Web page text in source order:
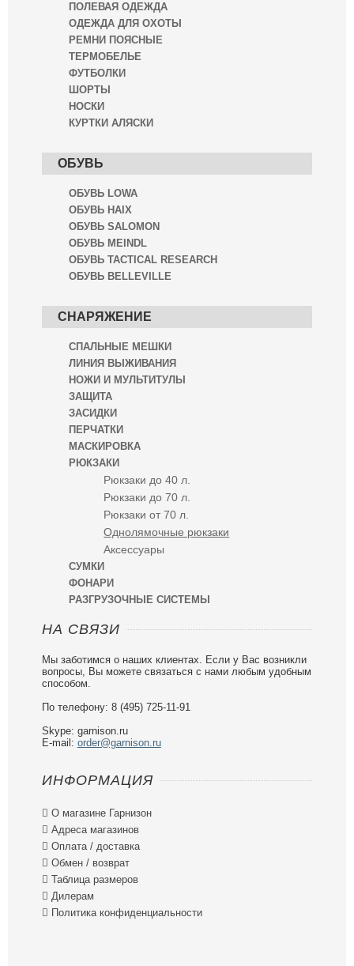
ПОЛЕВАЯ ОДЕЖДА
ОДЕЖДА ДЛЯ ОХОТЫ
РЕМНИ ПОЯСНЫЕ
ТЕРМОБЕЛЬЕ
ФУТБОЛКИ
ШОРТЫ
НОСКИ
КУРТКИ АЛЯСКИ
ОБУВЬ
ОБУВЬ LOWA
ОБУВЬ HAIX
ОБУВЬ SALOMON
ОБУВЬ MEINDL
ОБУВЬ TACTICAL RESEARCH
ОБУВЬ BELLEVILLE
СНАРЯЖЕНИЕ
СПАЛЬНЫЕ МЕШКИ
ЛИНИЯ ВЫЖИВАНИЯ
НОЖИ И МУЛЬТИТУЛЫ
ЗАЩИТА
ЗАСИДКИ
ПЕРЧАТКИ
МАСКИРОВКА
РЮКЗАКИ
Рюкзаки до 40 л.
Рюкзаки до 70 л.
Рюкзаки от 70 л.
Однолямочные рюкзаки
Аксессуары
СУМКИ
ФОНАРИ
РАЗГРУЗОЧНЫЕ СИСТЕМЫ
НА СВЯЗИ
Мы заботимся о наших клиентах. Если у Вас возникли
вопросы, Вы можете связаться с нами любым удобным
способом.
По телефону: 8 (495) 725-11-91
Skype: garnison.ru
E-mail: order@garnison.ru
ИНФОРМАЦИЯ
 О магазине Гарнизон
 Адреса магазинов
 Оплата / доставка
 Обмен / возврат
 Таблица размеров
 Дилерам
 Политика конфиденциальности